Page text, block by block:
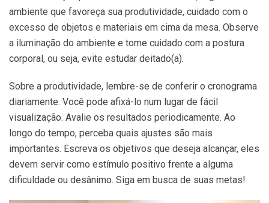
ambiente que favoreça sua produtividade, cuidado com o
excesso de objetos e materiais em cima da mesa. Observe
a iluminação do ambiente e tome cuidado com a postura
corporal, ou seja, evite estudar deitado(a).
Sobre a produtividade, lembre-se de conferir o cronograma
diariamente. Você pode afixá-lo num lugar de fácil
visualização. Avalie os resultados periodicamente. Ao
longo do tempo, perceba quais ajustes são mais
importantes. Escreva os objetivos que deseja alcançar, eles
devem servir como estímulo positivo frente a alguma
dificuldade ou desânimo. Siga em busca de suas metas!